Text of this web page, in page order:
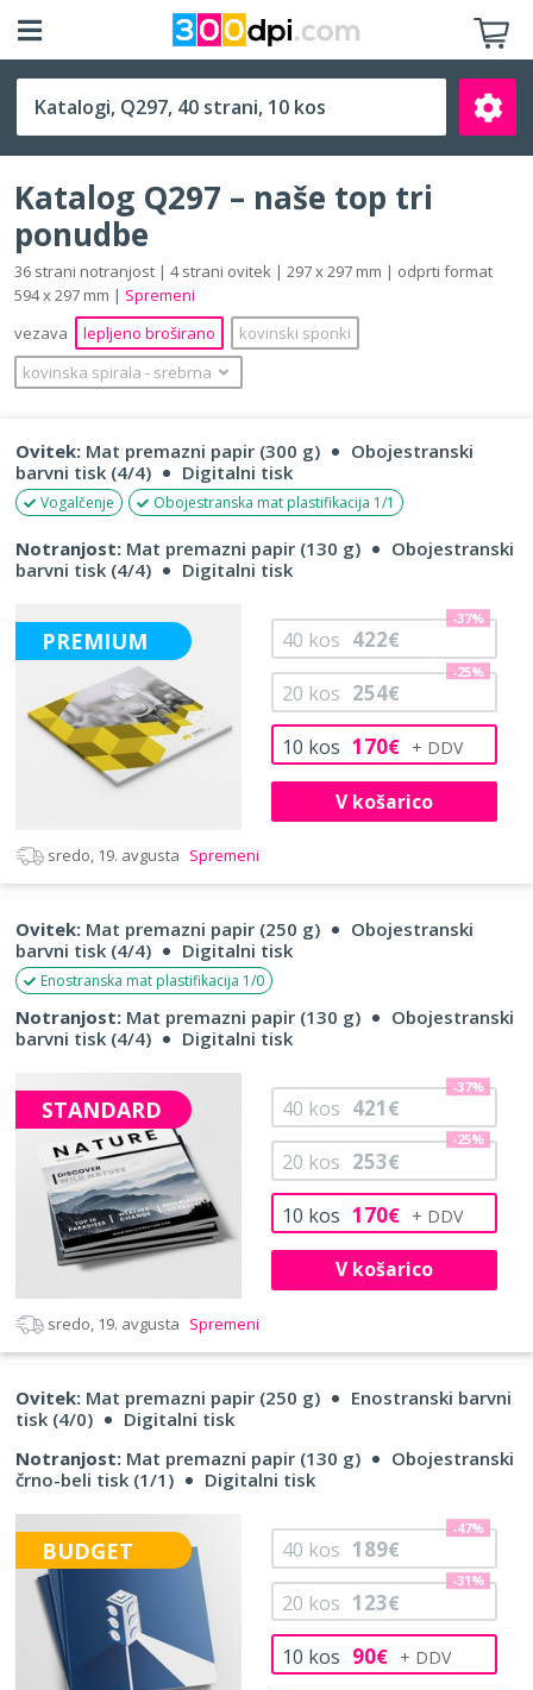
Q297 (297 x 297 mm)
Išči
Katalog Q297 – naše top tri
ponudbe
36 strani notranjost | 4 strani ovitek | 297 x 297 mm | odprti format
594 x 297 mm | Spremeni
vezava
lepljeno broširano
kovinski sponki
kovinska spirala ‐ srebrna
Ovitek: Mat premazni papir (300 g)
Obojestranski
barvni tisk (4/4)
Digitalni tisk
Vogalčenje Obojestranska mat plastifikacija 1/1
Notranjost: Mat premazni papir (130 g)
Obojestranski
barvni tisk (4/4)
Digitalni tisk
PREMIUM
10 kos 170€
20 kos 254€
-25%
40 kos 422€
-37%
V košarico
sredo, 19. avgusta Spremeni
Ovitek: Mat premazni papir (250 g)
Obojestranski
barvni tisk (4/4)
Digitalni tisk
Enostranska mat plastifikacija 1/0
Notranjost: Mat premazni papir (130 g)
Obojestranski
barvni tisk (4/4)
Digitalni tisk
STANDARD
10 kos 170€
20 kos 253€
-25%
40 kos 421€
-37%
V košarico
sredo, 19. avgusta Spremeni
Ovitek: Mat premazni papir (250 g)
Enostranski barvni
tisk (4/0)
Digitalni tisk
Notranjost: Mat premazni papir (130 g)
Obojestranski
črno-beli tisk (1/1)
Digitalni tisk
BUDGET
10 kos 90€
20 kos 123€
-31%
40 kos 189€
-47%